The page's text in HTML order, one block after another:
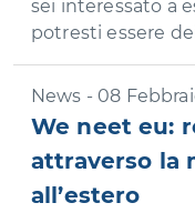
sei interessato a
potresti essere
News - 08
We neet eu:
attraverso la
all’estero